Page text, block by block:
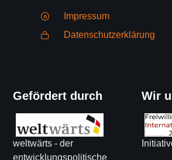
Impressum
Datenschutzerklärung
Gefördert durch
weltwärts - der
entwicklungspolitische
Wir